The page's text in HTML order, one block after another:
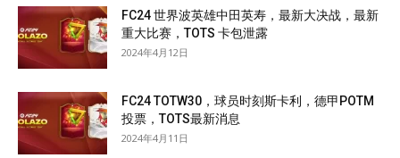
FC24 世界波英雄中田英寿，最新大决战，最新
重大比赛，TOTS 卡包泄露
2024年4月12日
FC24 TOTW30，球员时刻斯卡利，德甲POTM
投票，TOTS最新消息
2024年4月11日